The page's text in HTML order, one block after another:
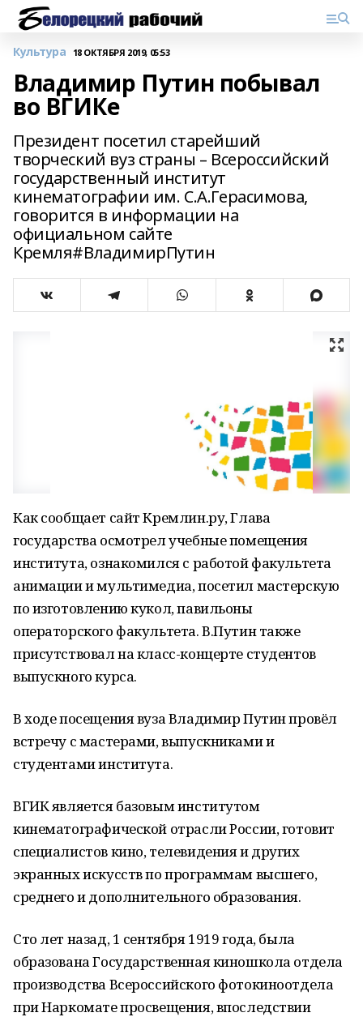
Культура 18 ОКТЯБРЯ 2019, 05:53
Владимир Путин побывал
во ВГИКе
Президент посетил старейший
творческий вуз страны – Всероссийский
государственный институт
кинематографии им. С.А.Герасимова,
говорится в информации на
официальном сайте
Кремля#ВладимирПутин
Как сообщает сайт Кремлин.ру, Глава
государства осмотрел учебные помещения
института, ознакомился с работой факультета
анимации и мультимедиа, посетил мастерскую
по изготовлению кукол, павильоны
операторского факультета. В.Путин также
присутствовал на класс-концерте студентов
выпускного курса.
В ходе посещения вуза Владимир Путин провёл
встречу с мастерами, выпускниками и
студентами института.
ВГИК является базовым институтом
кинематографической отрасли России, готовит
специалистов кино, телевидения и других
экранных искусств по программам высшего,
среднего и дополнительного образования.
Сто лет назад, 1 сентября 1919 года, была
образована Государственная киношкола отдела
производства Всероссийского фотокиноотдела
при Наркомате просвещения, впоследствии